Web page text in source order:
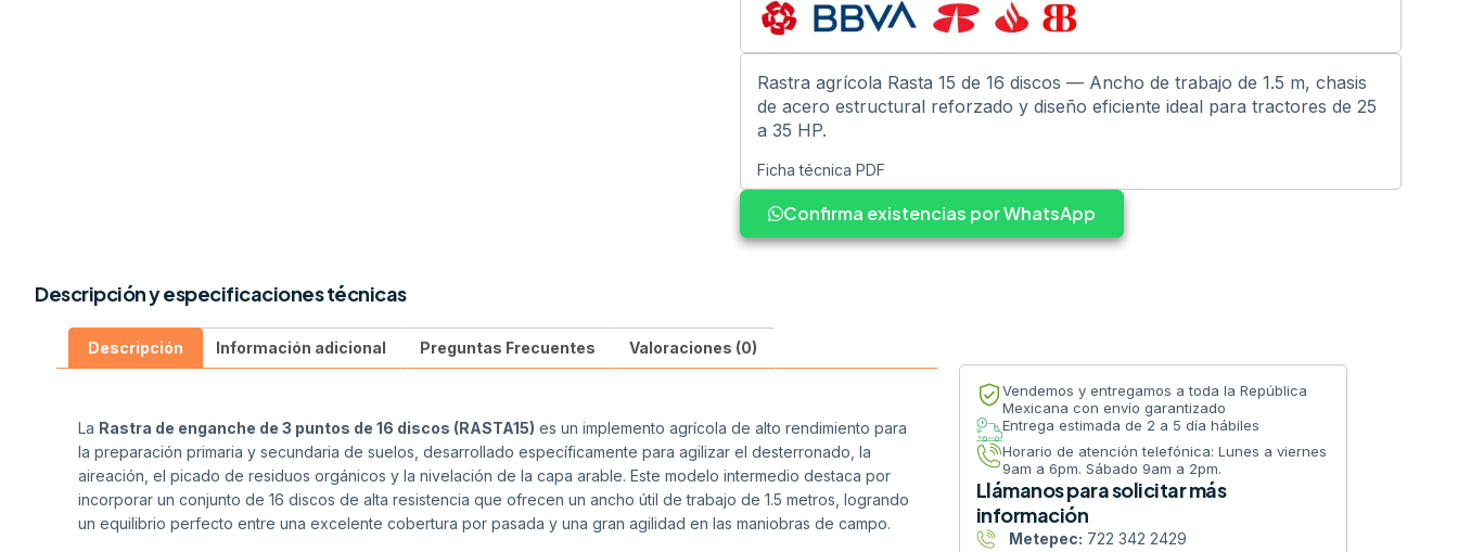
Rastra agrícola Rasta 15 de 16 discos — Ancho de trabajo de 1.5 m, chasis
de acero estructural reforzado y diseño eficiente ideal para tractores de 25
a 35 HP.
Ficha técnica PDF
Confirma existencias por WhatsApp
Descripción y especificaciones técnicas
Descripción Información adicional Preguntas Frecuentes Valoraciones (0)
La Rastra de enganche de 3 puntos de 16 discos (RASTA15) es un implemento agrícola de alto rendimiento para
la preparación primaria y secundaria de suelos, desarrollado específicamente para agilizar el desterronado, la
aireación, el picado de residuos orgánicos y la nivelación de la capa arable. Este modelo intermedio destaca por
incorporar un conjunto de 16 discos de alta resistencia que ofrecen un ancho útil de trabajo de 1.5 metros, logrando
un equilibrio perfecto entre una excelente cobertura por pasada y una gran agilidad en las maniobras de campo.
Vendemos y entregamos a toda la República
Mexicana con envío garantizado
Entrega estimada de 2 a 5 día hábiles
Horario de atención telefónica: Lunes a viernes
9am a 6pm. Sábado 9am a 2pm.
Llámanos para solicitar más
información
Metepec: 722 342 2429